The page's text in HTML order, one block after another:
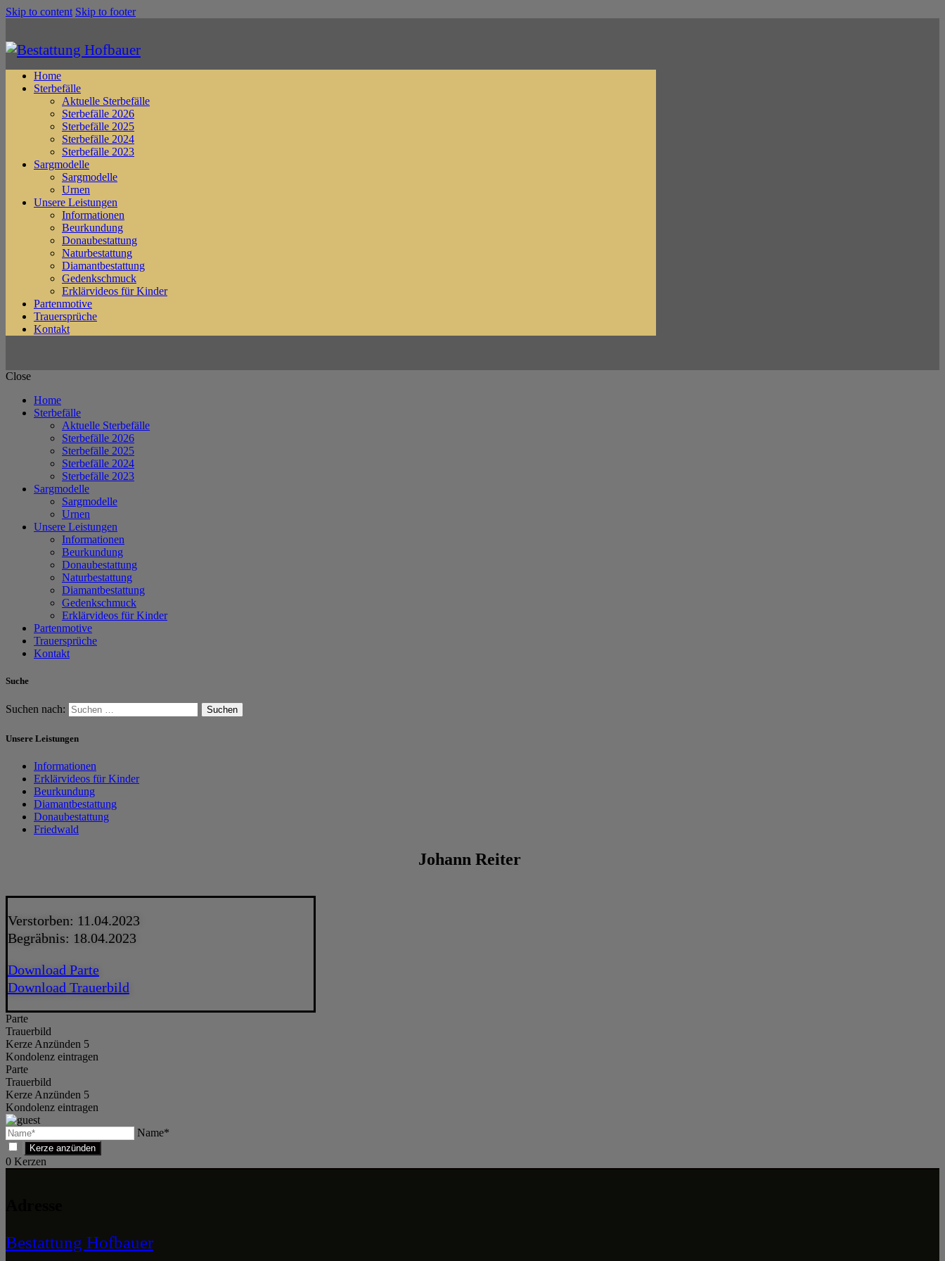
Skip to content Skip to footer
Home
Sterbefälle
Aktuelle Sterbefälle
Sterbefälle 2026
Sterbefälle 2025
Sterbefälle 2024
Sterbefälle 2023
Sargmodelle
Sargmodelle
Urnen
Unsere Leistungen
Informationen
Beurkundung
Donaubestattung
Naturbestattung
Diamantbestattung
Gedenkschmuck
Erklärvideos für Kinder
Partenmotive
Trauersprüche
Kontakt
Close
Home
Sterbefälle
Aktuelle Sterbefälle
Sterbefälle 2026
Sterbefälle 2025
Sterbefälle 2024
Sterbefälle 2023
Sargmodelle
Sargmodelle
Urnen
Unsere Leistungen
Informationen
Beurkundung
Donaubestattung
Naturbestattung
Diamantbestattung
Gedenkschmuck
Erklärvideos für Kinder
Partenmotive
Trauersprüche
Kontakt
Suche
Suchen nach:
Unsere Leistungen
Informationen
Erklärvideos für Kinder
Beurkundung
Diamantbestattung
Donaubestattung
Friedwald
Johann Reiter
Verstorben: 11.04.2023
Begräbnis: 18.04.2023
Download Parte
Download Trauerbild
Parte
Trauerbild
Kerze Anzünden 5
Kondolenz eintragen
Parte
Trauerbild
Kerze Anzünden 5
Kondolenz eintragen
Name*
0 Kerzen
Bestattung Hofbauer